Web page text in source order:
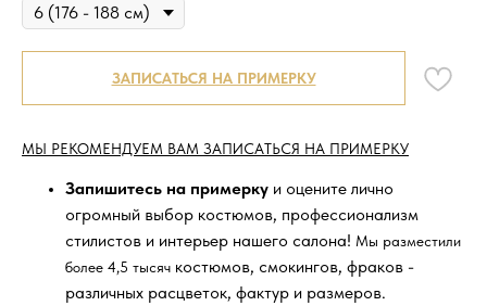
ЗАПИСАТЬСЯ НА ПРИМЕРКУ
МЫ РЕКОМЕНДУЕМ ВАМ ЗАПИСАТЬСЯ НА ПРИМЕРКУ
Запишитесь на примерку и оцените лично
огромный выбор костюмов, профессионализм
стилистов и интерьер нашего салона! Мы разместили
более 4,5 тысяч костюмов, смокингов, фраков -
различных расцветок, фактур и размеров.